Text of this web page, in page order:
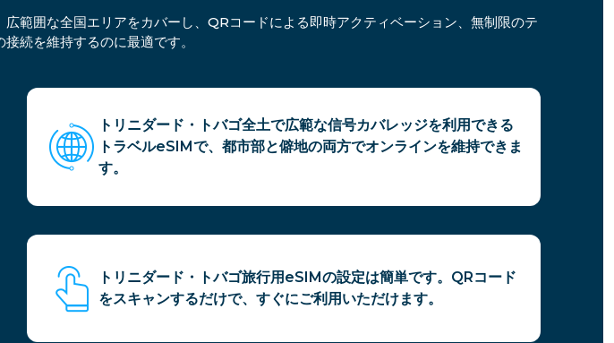
範囲な全国エリアをカバーし、QRコードによる即時アクティベーション、無制限のテ
続を維持するのに最適です。
トリニダード・トバゴ全土で広範な信号カバレッジを利用できる
トラベルeSIMで、都市部と僻地の両方でオンラインを維持できま
す。
トリニダード・トバゴ旅行用eSIMの設定は簡単です。QRコード
をスキャンするだけで、すぐにご利用いただけます。